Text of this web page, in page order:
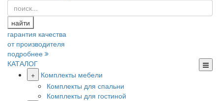
найти
гарантия качества
от производителя
подробнее
КАТАЛОГ
+
Комплекты мебели
Комплекты для спальни
Комплекты для гостиной